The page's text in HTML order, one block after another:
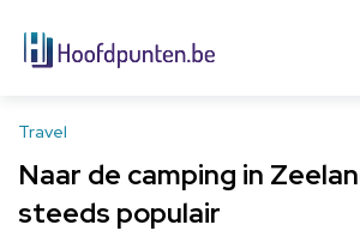
Travel
Naar de camping in
steeds populair